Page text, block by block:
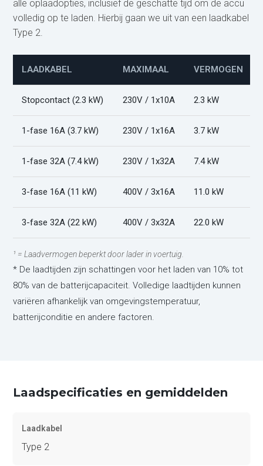
alle oplaadopties, inclusief de geschatte tijd om de accu
volledig op te laden. Hierbij gaan we uit van een laadkabel
Type 2.
LAADKABEL MAXIMAAL VERMOGEN
Stopcontact (2.3 kW) 230V / 1x10A 2.3 kW
1-fase 16A (3.7 kW) 230V / 1x16A 3.7 kW
1-fase 32A (7.4 kW) 230V / 1x32A 7.4 kW
3-fase 16A (11 kW) 400V / 3x16A 11.0 kW
3-fase 32A (22 kW) 400V / 3x32A 22.0 kW
¹ = Laadvermogen beperkt door lader in voertuig.
* De laadtijden zijn schattingen voor het laden van 10% tot
80% van de batterijcapaciteit. Volledige laadtijden kunnen
variëren afhankelijk van omgevingstemperatuur,
batterijconditie en andere factoren.
Laadspecificaties en gemiddelden
Laadkabel
Type 2